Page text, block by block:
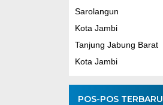
Sarolangun
Kota Jambi
Tanjung Jabung Barat
Kota Jambi
POS-POS TERBARU